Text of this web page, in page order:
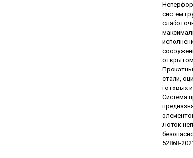
систем
стали,
готовых
Система
Лоток
52868-